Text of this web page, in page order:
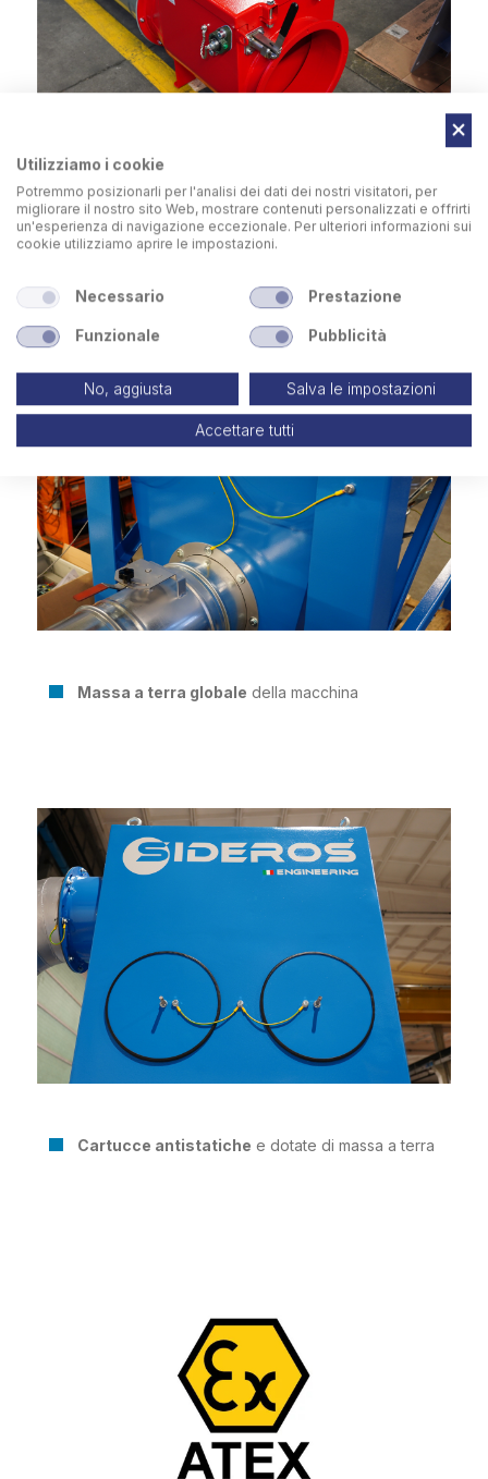
Valvola antiritorno
Massa a terra globale della macchina
Cartucce antistatiche e dotate di massa a terra
Utilizziamo i cookie
Potremmo posizionarli per l'analisi dei dati dei nostri visitatori, per
migliorare il nostro sito Web, mostrare contenuti personalizzati e offrirti
un'esperienza di navigazione eccezionale. Per ulteriori informazioni sui
cookie utilizziamo aprire le impostazioni.
Necessario Prestazione
Funzionale Pubblicità
No, aggiusta Salva le impostazioni
Accettare tutti